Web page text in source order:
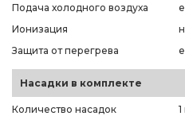
Подача холодного воздуха
Ионизация
Защита от перегрева
Насадки в комплекте
Количество насадок